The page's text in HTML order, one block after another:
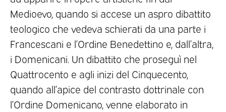
Medioevo, quando si accese un aspro dibattito
teologico che vedeva schierati da una parte i
Francescani e l’Ordine Benedettino e, dall’altra,
i Domenicani. Un dibattito che proseguì nel
Quattrocento e agli inizi del Cinquecento,
quando all’apice del contrasto dottrinale con
l’Ordine Domenicano, venne elaborato in